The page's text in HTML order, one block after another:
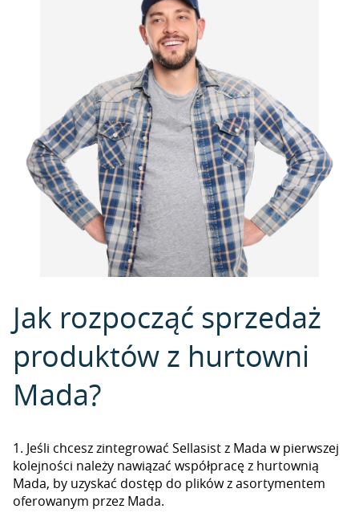
Jak rozpocząć sprzedaż
produktów z hurtowni
Mada?
1. Jeśli chcesz zintegrować Sellasist z Mada w pierwszej
kolejności należy nawiązać współpracę z hurtownią
Mada, by uzyskać dostęp do plików z asortymentem
oferowanym przez Mada.